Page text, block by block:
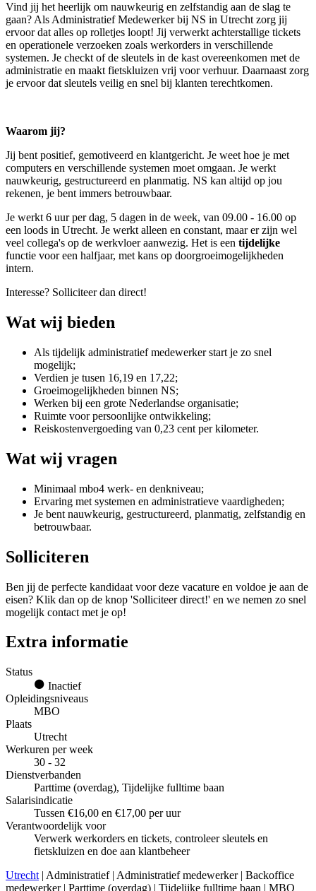
Vind jij het heerlijk om nauwkeurig en zelfstandig aan de slag te
gaan? Als Administratief Medewerker bij NS in Utrecht zorg jij
ervoor dat alles op rolletjes loopt! Jij verwerkt achterstallige tickets
en operationele verzoeken zoals werkorders in verschillende
systemen. Je checkt of de sleutels in de kast overeenkomen met de
administratie en maakt fietskluizen vrij voor verhuur. Daarnaast zorg
je ervoor dat sleutels veilig en snel bij klanten terechtkomen.
Waarom jij?
Jij bent positief, gemotiveerd en klantgericht. Je weet hoe je met
computers en verschillende systemen moet omgaan. Je werkt
nauwkeurig, gestructureerd en planmatig. NS kan altijd op jou
rekenen, je bent immers betrouwbaar.
Je werkt 6 uur per dag, 5 dagen in de week, van 09.00 - 16.00 op
een loods in Utrecht. Je werkt alleen en constant, maar er zijn wel
veel collega's op de werkvloer aanwezig. Het is een tijdelijke
functie voor een halfjaar, met kans op doorgroeimogelijkheden
intern.
Interesse? Solliciteer dan direct!
Wat wij bieden
Als tijdelijk administratief medewerker start je zo snel
mogelijk;
Verdien je tusen 16,19 en 17,22;
Groeimogelijkheden binnen NS;
Werken bij een grote Nederlandse organisatie;
Ruimte voor persoonlijke ontwikkeling;
Reiskostenvergoeding van 0,23 cent per kilometer.
Wat wij vragen
Minimaal mbo4 werk- en denkniveau;
Ervaring met systemen en administratieve vaardigheden;
Je bent nauwkeurig, gestructureerd, planmatig, zelfstandig en
betrouwbaar.
Solliciteren
Ben jij de perfecte kandidaat voor deze vacature en voldoe je aan de
eisen? Klik dan op de knop 'Solliciteer direct!' en we nemen zo snel
mogelijk contact met je op!
Extra informatie
Status
Inactief
Opleidingsniveaus
MBO
Plaats
Utrecht
Werkuren per week
30 - 32
Dienstverbanden
Parttime (overdag), Tijdelijke fulltime baan
Salarisindicatie
Tussen €16,00 en €17,00 per uur
Verantwoordelijk voor
Verwerk werkorders en tickets, controleer sleutels en
fietskluizen en doe aan klantbeheer
Utrecht | Administratief | Administratief medewerker | Backoffice
medewerker | Parttime (overdag) | Tijdelijke fulltime baan | MBO